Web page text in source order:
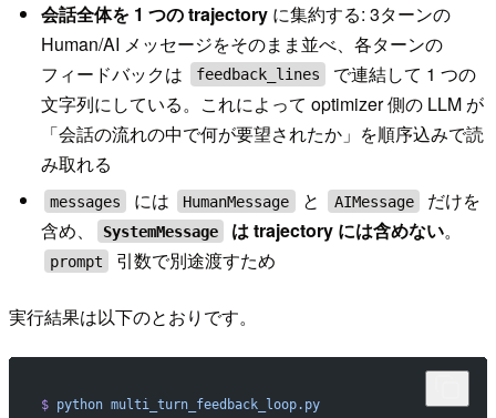
会話全体を 1 つの trajectoryに集約する: 3ターンの
Human/AI メッセージをそのまま並べ、各ターンの
フィードバックは
feedback_lines
で連結して 1 つの
文字列にしている。これによって optimizer 側の LLM が
「会話の流れの中で何が要望されたか」を順序込みで読
み取れる
messages には HumanMessage と AIMessage
だけを
含め、
SystemMessage は trajectory には含めない。
prompt 引数で別途渡すため
実行結果は以下のとおりです。
$ python multi_turn_feedback_loop.py